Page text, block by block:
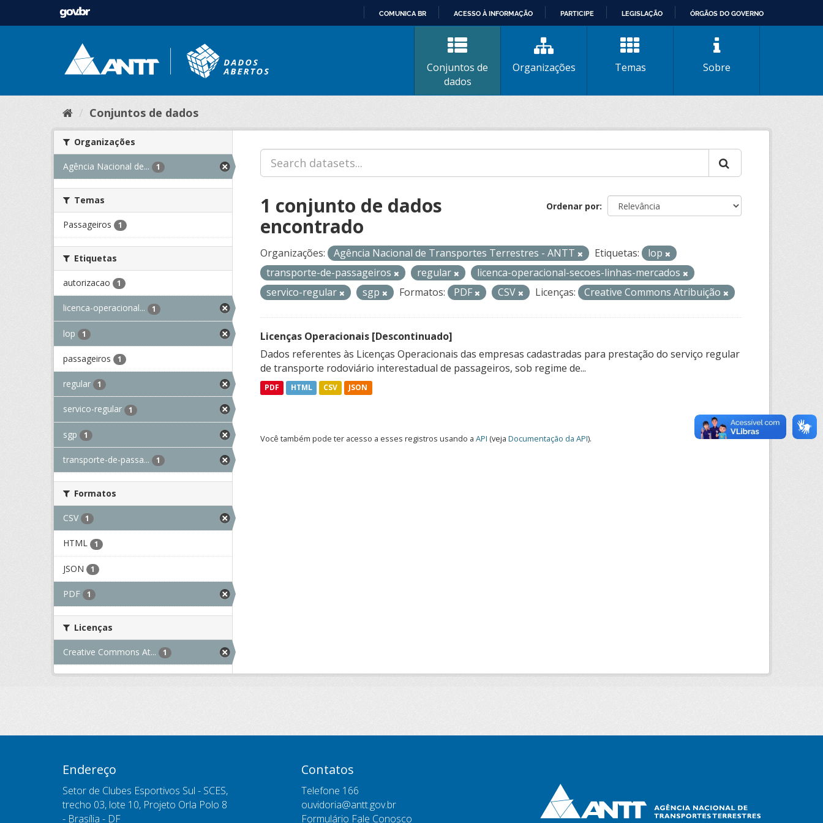
CONTEÚDO
COMUNICA BR ACESSO À INFORMAÇÃO PARTICIPE LEGISLAÇÃO ÓRGÃOS DO GOVERNO
Conjuntos de
dados
Organizações Temas Sobre
Conjuntos de dados
Organizações
Agência Nacional de... 1
Temas
Passageiros 1
Etiquetas
autorizacao 1
licenca-operacional... 1
lop 1
passageiros 1
regular 1
servico-regular 1
sgp 1
transporte-de-passa... 1
Formatos
CSV 1
HTML 1
JSON 1
PDF 1
Licenças
Creative Commons At... 1
Ordenar por
1 conjunto de dados
encontrado
Organizações: Agência Nacional de Transportes Terrestres - ANTT Etiquetas:
lop
transporte-de-passageiros
regular
licenca-operacional-secoes-linhas-mercados
servico-regular
sgp Formatos: PDF CSV Licenças: Creative Commons Atribuição
Licenças Operacionais [Descontinuado]
Dados referentes às Licenças Operacionais das empresas cadastradas para prestação do serviço regular
de transporte rodoviário interestadual de passageiros, sob regime de...
PDF HTML CSV JSON
Você também pode ter acesso a esses registros usando a API (veja Documentação da API).
Endereço
Setor de Clubes Esportivos Sul - SCES,
trecho 03, lote 10, Projeto Orla Polo 8
- Brasília - DF
Contatos
Telefone 166
ouvidoria@antt.gov.br
Formulário Fale Conosco